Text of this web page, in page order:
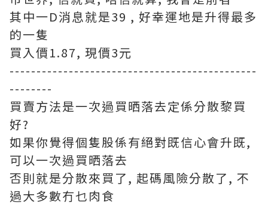
其中一D消息就是39 , 好幸運地是升得最多
的一隻
買入價1.87, 現價3元
----------------------------------------------
--------
買賣方法是一次過買晒落去定係分散黎買
好?
如果你覺得個隻股係有絕對既信心會升既,
可以一次過買晒落去
否則就是分散來買了, 起碼風險分散了, 不
過大多數冇乜肉食